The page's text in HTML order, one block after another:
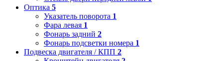
Оптика 5
Указатель поворота 1
Фара левая 1
Фонарь задний 2
Фонарь подсветки номера 1
Подвеска двигателя / КПП 2